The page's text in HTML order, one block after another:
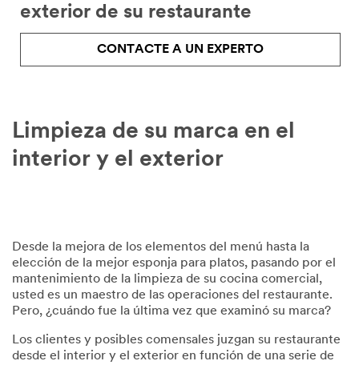
exterior de su restaurante
CONTACTE A UN EXPERTO
Limpieza de su marca en el
interior y el exterior
Desde la mejora de los elementos del menú hasta la
elección de la mejor esponja para platos, pasando por el
mantenimiento de la limpieza de su cocina comercial,
usted es un maestro de las operaciones del restaurante.
Pero, ¿cuándo fue la última vez que examinó su marca?
Los clientes y posibles comensales juzgan su restaurante
desde el interior y el exterior en función de una serie de